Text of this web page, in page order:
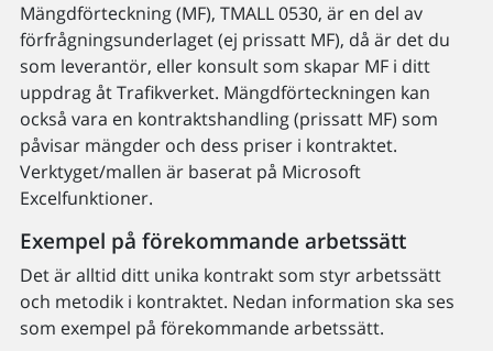
Mängdförteckning (MF), TMALL 0530, är en del av
förfrågningsunderlaget (ej prissatt MF), då är det du
som leverantör, eller konsult som skapar MF i ditt
uppdrag åt Trafikverket. Mängdförteckningen kan
också vara en kontraktshandling (prissatt MF) som
påvisar mängder och dess priser i kontraktet.
Verktyget/mallen är baserat på Microsoft
Excelfunktioner.
Exempel på förekommande arbetssätt
Det är alltid ditt unika kontrakt som styr arbetssätt
och metodik i kontraktet. Nedan information ska ses
som exempel på förekommande arbetssätt.